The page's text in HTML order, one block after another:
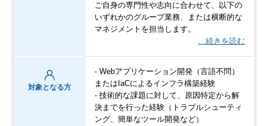
ご自身の専門性や志向に合わせて、以下の
いずれかのグループ業務、または横断的な
マネジメントを担当します。
…続きを読む
対象となる方
- Webアプリケーション開発（言語不問）
またはIaCによるインフラ構築経験
- 技術的な課題に対して、原因特定から解
決までを行った経験（トラブルシューティ
ング、簡単なツール開発など）